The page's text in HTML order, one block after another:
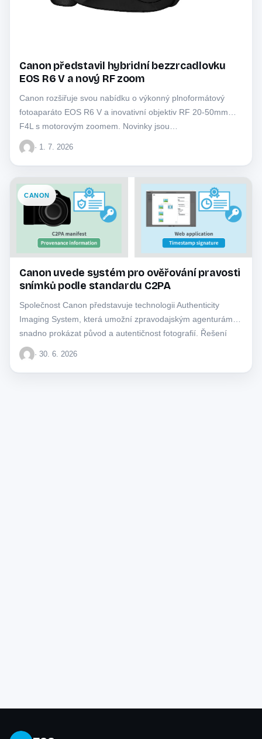
Canon představil hybridní bezzrcadlovku
EOS R6 V a nový RF zoom
Canon rozšiřuje svou nabídku o výkonný plnoformátový
fotoaparáto EOS R6 V a inovativní objektiv RF 20-50mm
F4L s motorovým zoomem. Novinky jsou…
· 1. 7. 2026
CANON
Canon uvede systém pro ověřování pravosti
snímků podle standardu C2PA
Společnost Canon představuje technologii Authenticity
Imaging System, která umožní zpravodajským agenturám
snadno prokázat původ a autentičnost fotografií. Řešení
využívá mezinárodní standardy k…
· 30. 6. 2026